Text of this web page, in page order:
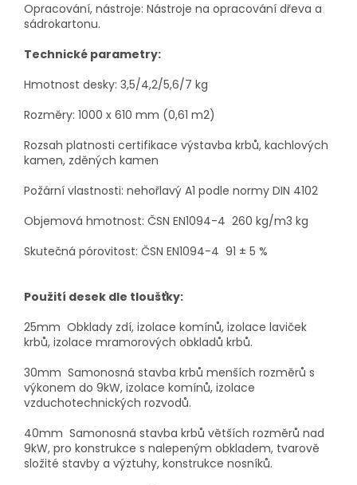
Opracování, nástroje: Nástroje na opracování dřeva a
sádrokartonu.
Technické parametry:
Hmotnost desky: 3,5/4,2/5,6/7 kg
Rozměry: 1000 x 610 mm (0,61 m2)
Rozsah platnosti certifikace výstavba krbů, kachlových
kamen, zděných kamen
Požární vlastnosti: nehořlavý A1 podle normy DIN 4102
Objemová hmotnost: ČSN EN1094-4 260 kg/m3 kg
Skutečná pórovitost: ČSN EN1094-4 91 ± 5 %
Použití desek dle tloušťky:
25mm Obklady zdí, izolace komínů, izolace laviček
krbů, izolace mramorových obkladů krbů.
30mm Samonosná stavba krbů menších rozměrů s
výkonem do 9kW, izolace komínů, izolace
vzduchotechnických rozvodů.
40mm Samonosná stavba krbů větších rozměrů nad
9kW, pro konstrukce s nalepeným obkladem, tvarově
složité stavby a výztuhy, konstrukce nosníků.